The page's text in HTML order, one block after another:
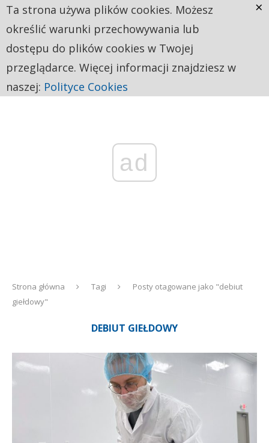
ad
Strona główna Tagi
Posty otagowane jako "debiut
giełdowy"
DEBIUT GIEŁDOWY
Ta strona używa plików cookies. Możesz
określić warunki przechowywania lub
dostępu do plików cookies w Twojej
przeglądarce. Więcej informacji znajdziesz w
naszej: Polityce Cookies
×